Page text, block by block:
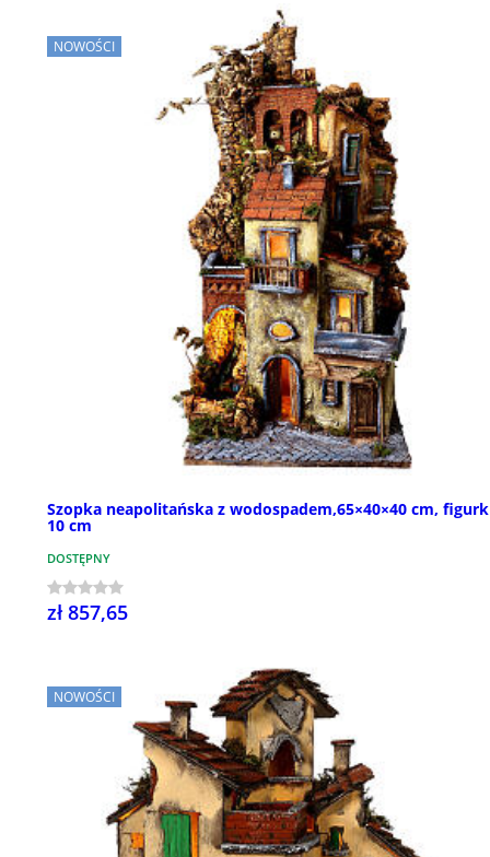
NOWOŚCI
Szopka neapolitańska z wodospadem,65×40×40 cm,
10 cm
DOSTĘPNY
zł 857,65
NOWOŚCI